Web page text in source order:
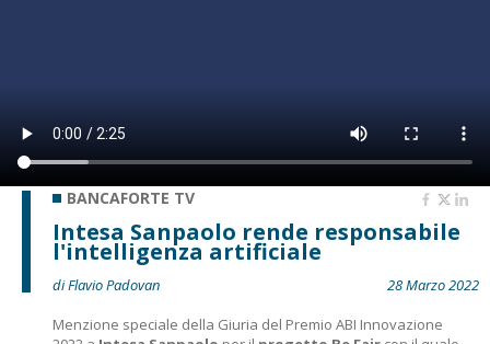
BANCAFORTE TV
Intesa Sanpaolo rende responsabile
l'intelligenza artificiale
di Flavio Padovan
28 Marzo 2022
Menzione speciale della Giuria del Premio ABI Innovazione